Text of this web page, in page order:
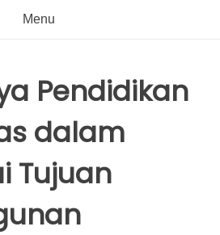
Menu
Pendidikan
dalam
Tujuan